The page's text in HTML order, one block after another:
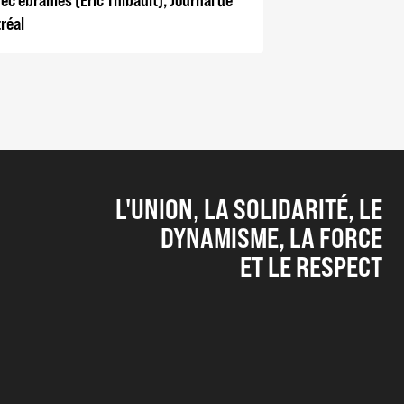
L'UNION, LA SOLIDARITÉ, LE
DYNAMISME, LA FORCE
ET LE RESPECT